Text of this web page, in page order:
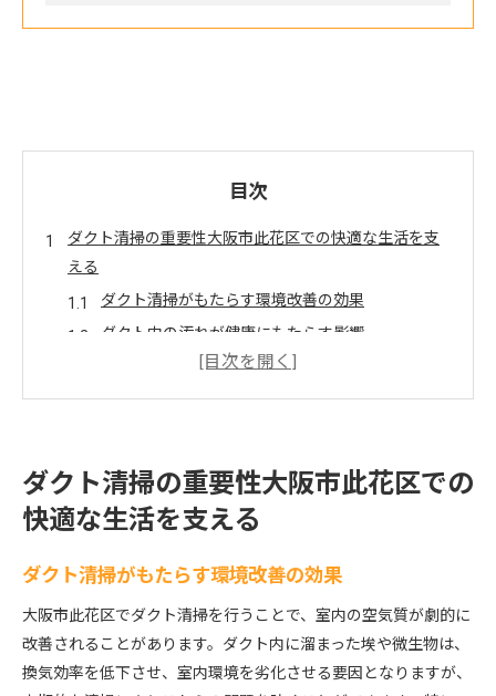
目次
ダクト清掃の重要性大阪市此花区での快適な生活を支
える
ダクト清掃がもたらす環境改善の効果
ダクト内の汚れが健康にもたらす影響
大阪市此花区におけるダクト清掃の必要性
ダクト清掃の頻度とその重要性
ダクト清掃を通じた地域貢献の実例
ダクト内の汚れ除去で実現する清潔で安全な空間
ダクト内の汚れの種類とその影響
清潔なダクトがもたらす快適な空間
清掃後の空間の変化と体感
ダクト清掃の重要性大阪市此花区での
快適な生活を支える
ダクト清掃がもたらす環境改善の効果
大阪市此花区でダクト清掃を行うことで、室内の空気質が劇的に
改善されることがあります。ダクト内に溜まった埃や微生物は、
換気効率を低下させ、室内環境を劣化させる要因となりますが、